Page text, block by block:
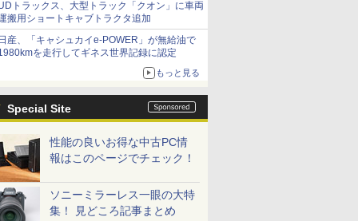
トラックス、大型トラック「クオン」に車両
搬用ショートキャブトラクタ追加
日産、「キャシュカイe-POWER」が無給油で
を走行してギネス世界記録に認定
もっと見る
Special Site
性能の良いお得な中古PC情
報はこのページでチェック！
ソニーミラーレス一眼の大特
集！ 見どころ記事まとめ